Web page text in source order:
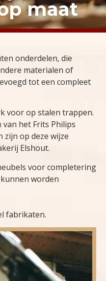
maat
onderdelen, die
materialen of
tot een compleet
voor op stalen trappen.
van het Frits Philips
zijn op deze wijze
Elshout.
voor completering
worden
fabrikaten.